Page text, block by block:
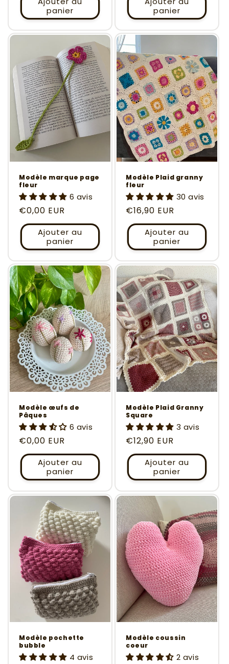
panier
panier
Modèle marque page
fleur
6 avis
Prix
habituel
€0,00 EUR
Ajouter au
panier
Modèle Plaid granny
fleur
30 avis
Prix
habituel
€16,90 EUR
Ajouter au
panier
Modèle œufs de
Pâques
6 avis
Prix
habituel
€0,00 EUR
Ajouter au
panier
Modèle Plaid Granny
Square
3 avis
Prix
habituel
€12,90 EUR
Ajouter au
panier
Modèle pochette
bubble
4 avis
Modèle coussin
coeur
2 avis